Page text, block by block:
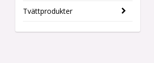
Tvättprodukter